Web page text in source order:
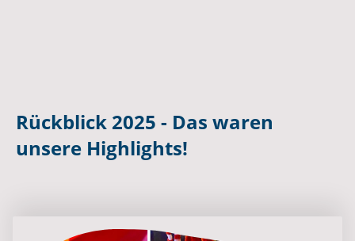
Rückblick 2025 - Das waren
unsere Highlights!